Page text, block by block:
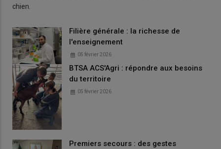
chien.
Filière générale : la richesse de
l'enseignement
05 février 2026
BTSA ACS'Agri : répondre aux besoins
du territoire
05 février 2026
Premiers secours : des gestes